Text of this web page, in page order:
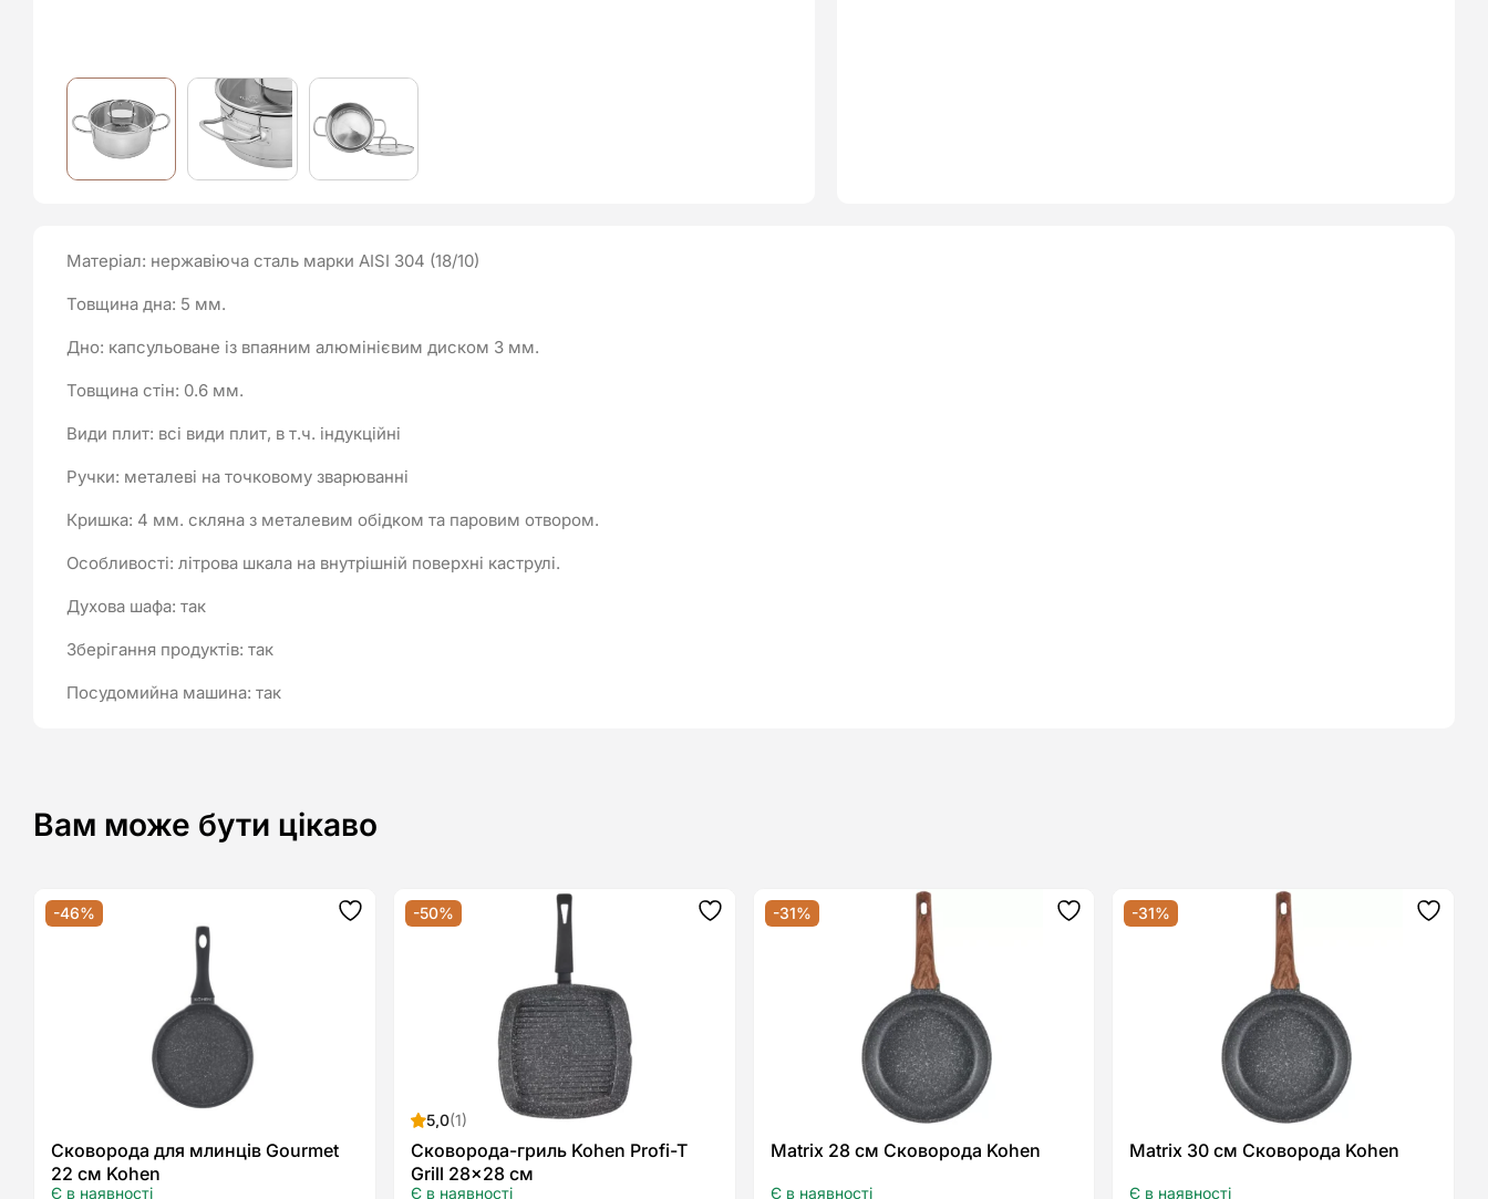
Матеріал: нержавіюча сталь марки AISI 304 (18/10)
Товщина дна: 5 мм.
Дно: капсульоване із впаяним алюмінієвим диском 3 мм.
Товщина стін: 0.6 мм.
Види плит: всі види плит, в т.ч. індукційні
Ручки: металеві на точковому зварюванні
Кришка: 4 мм. скляна з металевим обідком та паровим отвором.
Особливості: літрова шкала на внутрішній поверхні каструлі.
Духова шафа: так
Зберігання продуктів: так
Посудомийна машина: так
Вам може бути цікаво
-46%
Додати
Сковорода для млинців Gourmet
22 см Kohen
Є в наявності
-50%
Додати
5,0(1)
Сковорода-гриль Kohen Profi-T
Grill 28×28 см
Є в наявності
-31%
Додати
Matrix 28 см Сковорода Kohen
Є в наявності
-31%
Matrix 30 см Сковорода Kohen
Є в наявності